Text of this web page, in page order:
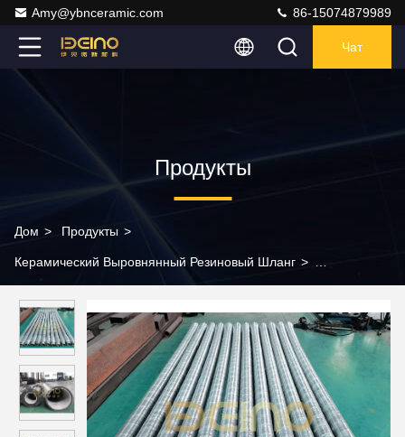
Amy@ybnceramic.com 86-15074879989
Чат
Продукты
Дом > Продукты >
Керамический Выровнянный Резиновый Шланг >
резиновым слоем